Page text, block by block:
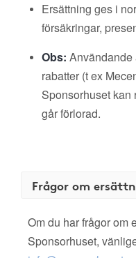
Ersättning ges i
försäkringar,
Obs: Användande
rabatter (t ex
Sponsorhuset kan
går förlorad.
Frågor om
Om du har frågor om
Sponsorhuset,